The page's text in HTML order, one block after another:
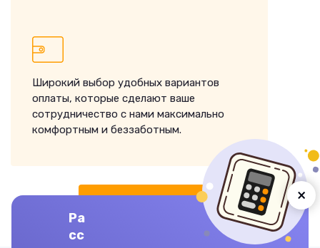
ЗАКАЗАТЬ ВЫПОЛНЕНИЕ
Широкий выбор удобных вариантов
оплаты, которые сделают ваше
сотрудничество с нами максимально
комфортным и беззаботным.
Ра
сс
×